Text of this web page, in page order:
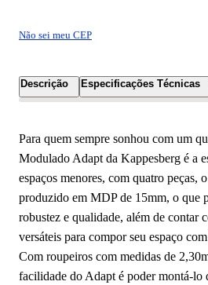
Não sei meu CEP
Descrição Especificações Técnicas
Para quem sempre sonhou com um
Modulado Adapt da Kappesberg é a
espaços menores, com quatro peças,
produzido em MDP de 15mm, o que
robustez e qualidade, além de contar
versáteis para compor seu espaço
Com roupeiros com medidas de
facilidade do Adapt é poder montá-lo